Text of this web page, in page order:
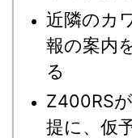
近隣のカ
報の案内
る
Z400RS
提に、仮